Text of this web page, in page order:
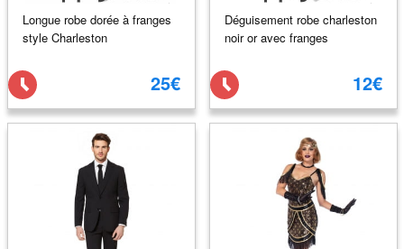
Longue robe dorée à franges
style Charleston
25€
Déguisement robe charleston
noir or avec franges
12€